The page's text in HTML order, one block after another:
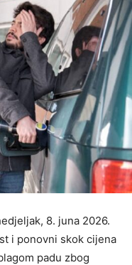
8. juna 2026.
i ponovni skok cijena
padu zbog